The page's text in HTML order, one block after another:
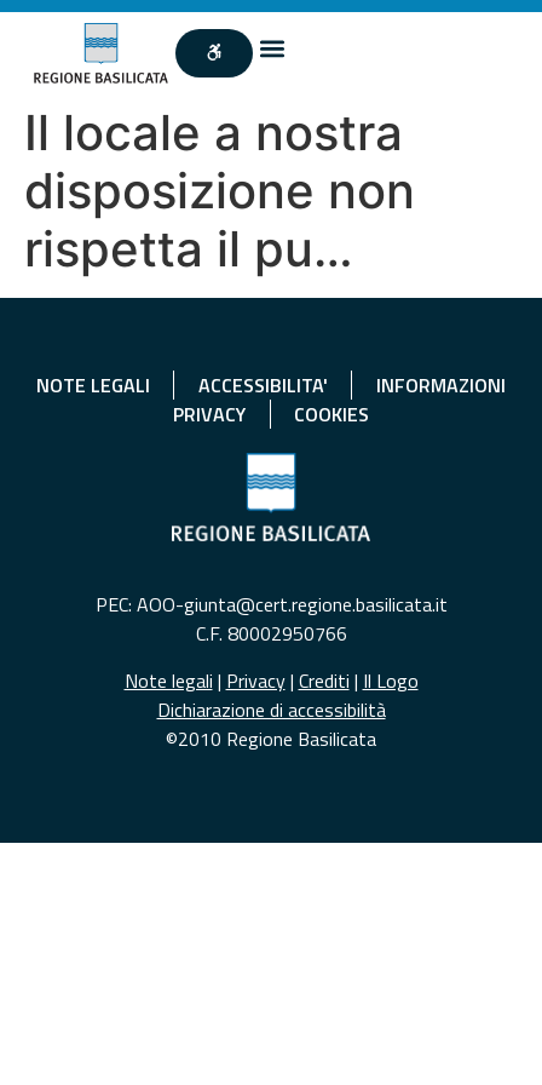
Il locale a nostra
disposizione non
rispetta il pu…
NOTE LEGALI ACCESSIBILITA'
INFORMAZIONI
PRIVACY
COOKIES
PEC: AOO-giunta@cert.regione.basilicata.it
C.F. 80002950766
Note legali | Privacy| Crediti | Il Logo
Dichiarazione di accessibilità
©2010 Regione Basilicata